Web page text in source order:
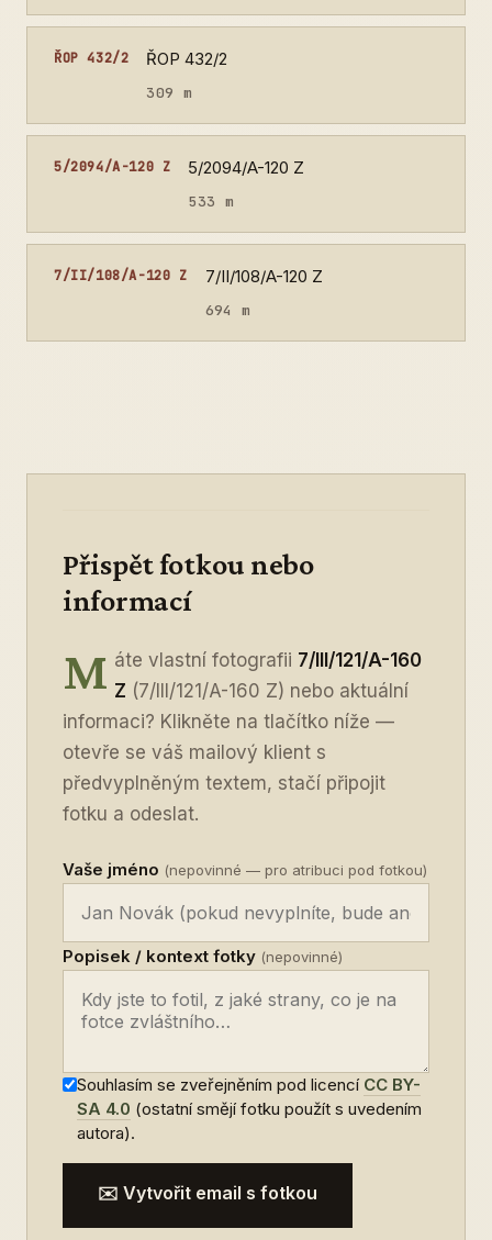
ŘOP 432/2 ŘOP 432/2
309 m
5/2094/A-120 Z 5/2094/A-120 Z
533 m
7/II/108/A-120 Z 7/II/108/A-120 Z
694 m
Přispět fotkou nebo
informací
M áte vlastní fotografii 7/III/121/A-160
Z (7/III/121/A-160 Z) nebo aktuální
informaci? Klikněte na tlačítko níže —
otevře se váš mailový klient s
předvyplněným textem, stačí připojit
fotku a odeslat.
Vaše jméno (nepovinné — pro atribuci pod fotkou)
Popisek / kontext fotky (nepovinné)
Souhlasím se zveřejněním pod licencí CC BY-
SA 4.0 (ostatní smějí fotku použít s uvedením
autora).
✉️ Vytvořit email s fotkou